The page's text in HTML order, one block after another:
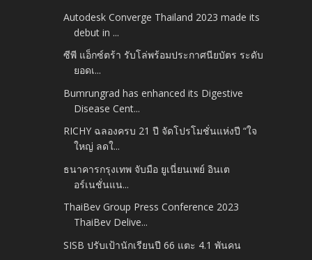
Autodesk Converge Thailand 2023 made its
debut in ...
ซีพี แอ็กซ์ตร้า รับโล่พร้อมประกาศนียบัตร ระดับ
ยอดเ...
Bumrungrad has enhanced its Digestive
Disease Cent...
RICHY ฉลองครบ 21 ปี จัดโปรโมชั่นแห่งปี “ใจ
ใหญ่ ลดใ...
ธนาคารกรุงเทพ จับมือ ยูเนี่ยนเพย์ อินเต
อร์เนชั่นแน...
ThaiBev Group Press Conference 2023
ThaiBev Delive...
SISB ปรับเป้านักเรียนปี 66 แตะ 4.1 พันคน